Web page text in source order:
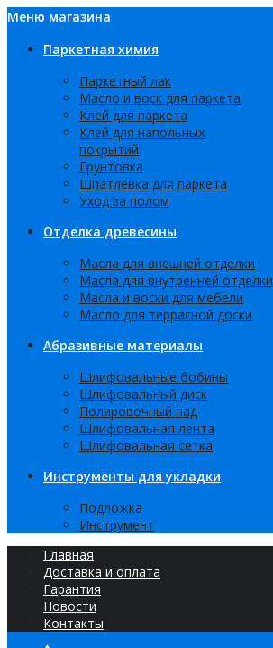
Меню магазина
Паркетная химия
Паркетный лак
Масло и воск для паркета
Клей для паркета
Клей для напольных
покрытий
Грунтовка
Шпатлёвка для паркета
Уход за полом
Отделка древесины
Масла для внешней отделки
Масла для внутренней отделки
Масла и воски для мебели
Масло для террасной доски
Абразивные материалы
Шлифовальные бобины
Шлифовальный диск
Полировочный пад
Шлифовальная лента
Шлифовальная сетка
Инструменты для укладки
Подложка
Инструмент
Главная
Доставка и оплата
Гарантия
Новости
Контакты